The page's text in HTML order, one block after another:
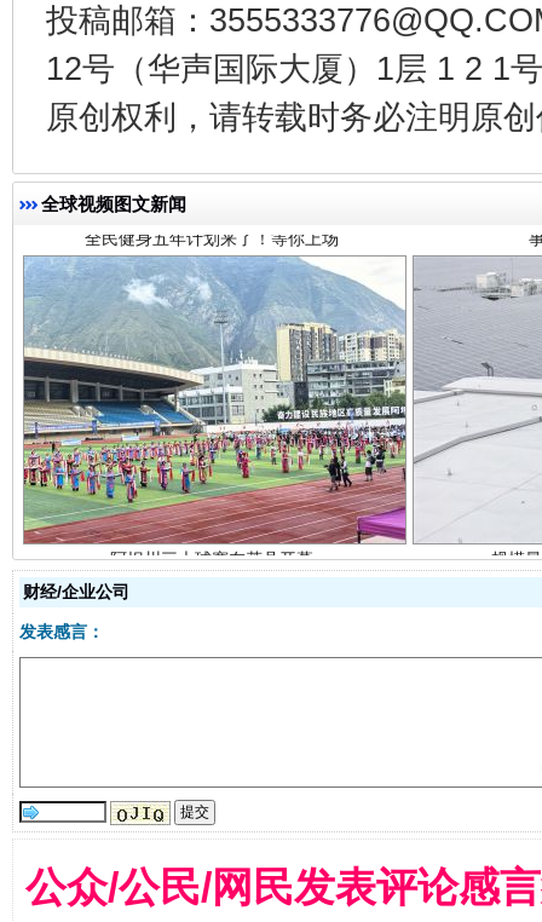
投稿邮箱：
12号（华声国际大厦）1层 1 2 1
原创权利，请转载时务必注明原
全球视频图文新闻
阿坝州三大球赛在茂县开幕
财经/企业公司
发表感言：
公众/公民/网民发表评论感